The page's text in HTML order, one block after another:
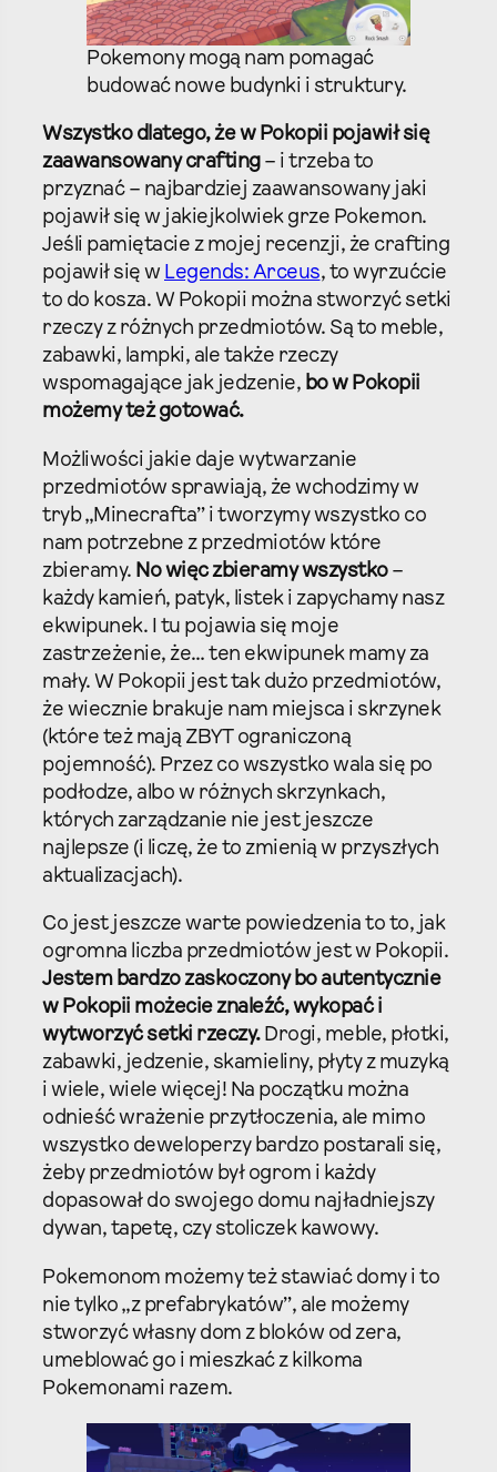
Pokemony mogą nam pomagać
budować nowe budynki i struktury.
Wszystko dlatego, że w Pokopii pojawił się
zaawansowany crafting– i trzeba to
przyznać – najbardziej zaawansowany jaki
pojawił się w jakiejkolwiek grze Pokemon.
Jeśli pamiętacie z mojej recenzji, że crafting
pojawił się w Legends: Arceus, to wyrzućcie
to do kosza. W Pokopii można stworzyć setki
rzeczy z różnych przedmiotów. Są to meble,
zabawki, lampki, ale także rzeczy
wspomagające jak jedzenie, bo w Pokopii
możemy też gotować.
Możliwości jakie daje wytwarzanie
przedmiotów sprawiają, że wchodzimy w
tryb „Minecrafta” i tworzymy wszystko co
nam potrzebne z przedmiotów które
zbieramy. No więc zbieramy wszystko–
każdy kamień, patyk, listek i zapychamy nasz
ekwipunek. I tu pojawia się moje
zastrzeżenie, że… ten ekwipunek mamy za
mały. W Pokopii jest tak dużo przedmiotów,
że wiecznie brakuje nam miejsca i skrzynek
(które też mają ZBYT ograniczoną
pojemność). Przez co wszystko wala się po
podłodze, albo w różnych skrzynkach,
których zarządzanie nie jest jeszcze
najlepsze (i liczę, że to zmienią w przyszłych
aktualizacjach).
Co jest jeszcze warte powiedzenia to to, jak
ogromna liczba przedmiotów jest w Pokopii.
Jestem bardzo zaskoczony bo autentycznie
w Pokopii możecie znaleźć, wykopać i
wytworzyć setki rzeczy. Drogi, meble, płotki,
zabawki, jedzenie, skamieliny, płyty z muzyką
i wiele, wiele więcej! Na początku można
odnieść wrażenie przytłoczenia, ale mimo
wszystko deweloperzy bardzo postarali się,
żeby przedmiotów był ogrom i każdy
dopasował do swojego domu najładniejszy
dywan, tapetę, czy stoliczek kawowy.
Pokemonom możemy też stawiać domy i to
nie tylko „z prefabrykatów”, ale możemy
stworzyć własny dom z bloków od zera,
umeblować go i mieszkać z kilkoma
Pokemonami razem.